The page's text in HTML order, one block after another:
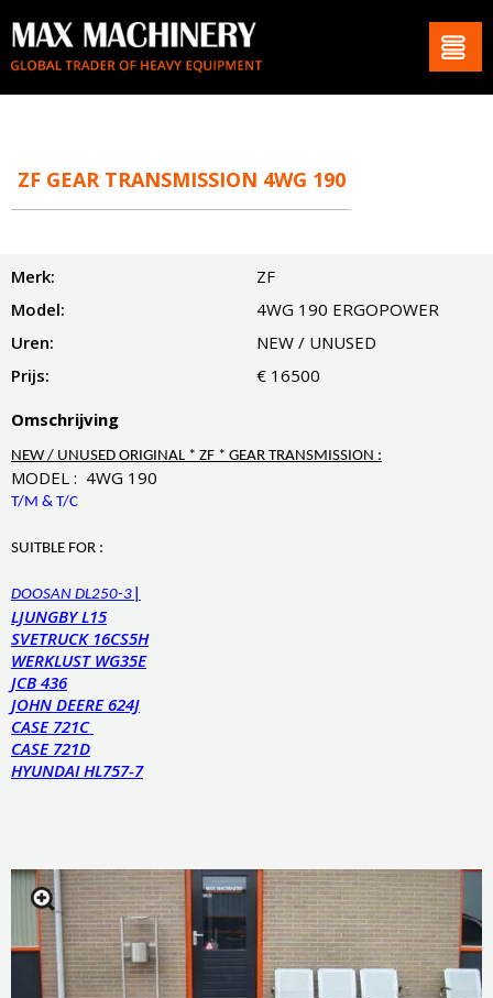
ZF GEAR TRANSMISSION 4WG 190
Merk:
ZF
Model:
4WG 190 ERGOPOWER
Uren:
NEW / UNUSED
Prijs:
€ 16500
Omschrijving
NEW / UNUSED ORIGINAL * ZF * GEAR TRANSMISSION :
MODEL : 4WG 190
T/M & T/C
SUITBLE FOR :
DOOSAN DL250-3 |
LJUNGBY L15
SVETRUCK 16CS5H
WERKLUST WG35E
JCB 436
JOHN DEERE 624J
CASE 721C
CASE 721D
HYUNDAI HL757-7